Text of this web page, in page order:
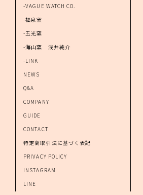
-VAGUE WATCH CO.
-福泉窯
-五光窯
-海山窯 浅井純介
-LINK
NEWS
Q&A
COMPANY
GUIDE
CONTACT
特定商取引法に基づく表記
PRIVACY POLICY
INSTAGRAM
LINE